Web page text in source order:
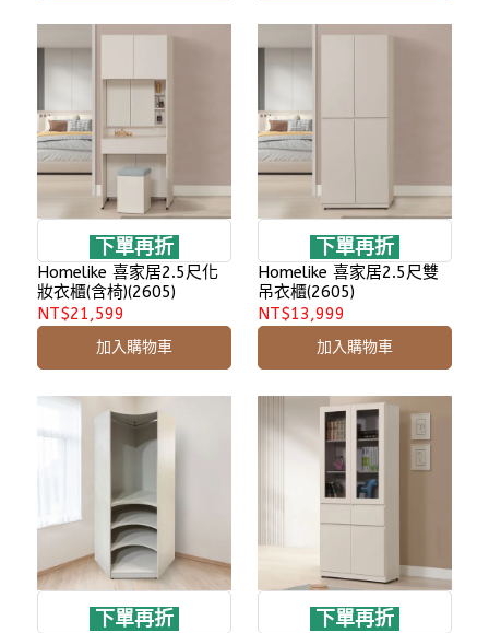
下單再折
Homelike 喜家居2.5尺化
妝衣櫃(含椅)(2605)
NT$21,599
加入購物車
下單再折
Homelike 喜家居2.5尺雙
吊衣櫃(2605)
NT$13,999
加入購物車
下單再折 下單再折